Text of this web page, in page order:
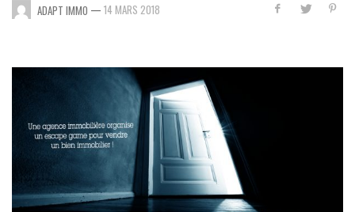
ADAPT IMMO — 14 MARS 2018